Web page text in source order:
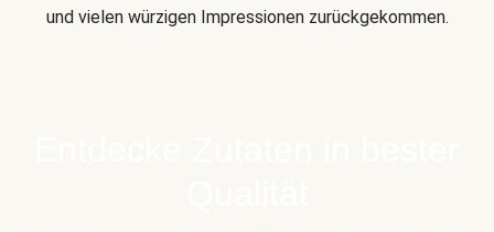
und vielen würzigen Impressionen zurückgekommen.